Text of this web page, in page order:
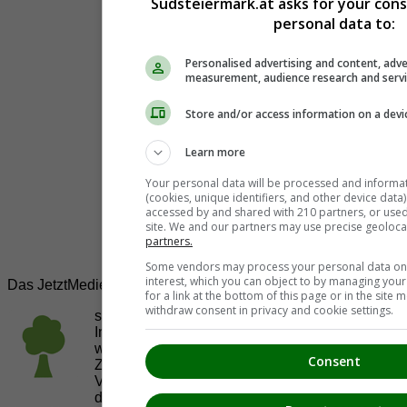
Das JetztMedien.com Medien Netzwerk
suedsteiermark.at ist eine von vielen
Internetadressen derJetztMedien.com Medien,
welche es sich zur Aufgabe gemacht hat, in
Zusammenarbeit mit regionalen Firmen,
Vereinen und Institutionen dieVielfälltigkeit
der Region Südsteiermark zu präsentieren.
personal data to:
Personalised advertising and content,
measurement, audience research and
Store and/or access information on a
Learn more
Your personal data will be processed and
(cookies, unique identifiers, and other device
accessed by and shared with 210 partners, or
site. We and our partners may use precise
partners.
Some vendors may process your personal data
interest, which you can object to by managing
for a link at the bottom of this page or in the site
withdraw consent in privacy and cookie settings.
Consent